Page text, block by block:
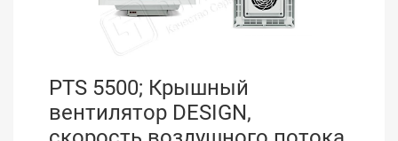
PTS 5500; Крышный
вентилятор DESIGN,